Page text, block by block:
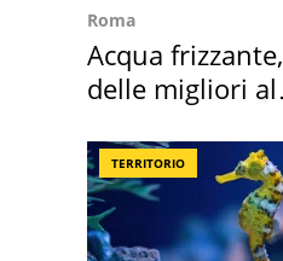
Roma
Acqua
delle migliori al
TERRITORIO